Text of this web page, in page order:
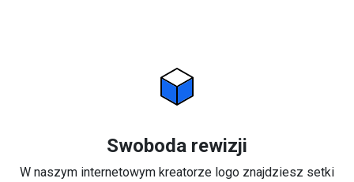
Swoboda rewizji
W naszym internetowym kreatorze logo znajdziesz setki